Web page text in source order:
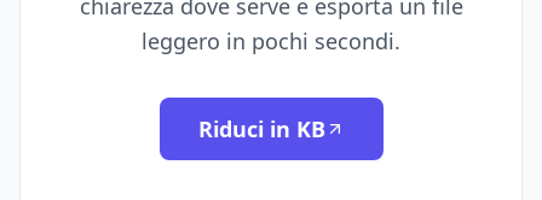
chiarezza dove serve e esporta un file
leggero in pochi secondi.
Riduci in KB